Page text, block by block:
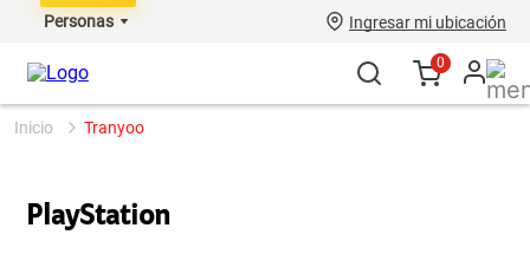
Personas Ingresar mi ubicación
0
tranyoo
PlayStation